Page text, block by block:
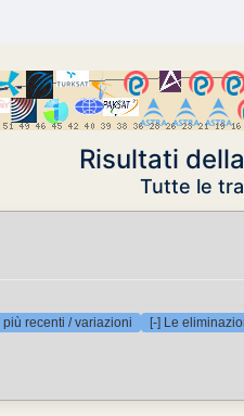
Risultati
Tutte le
più recenti / variazioni [-] Le